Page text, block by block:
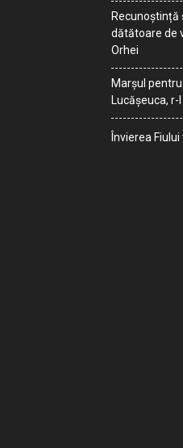
dătătoare de
Orhei
Marșul
Lucășeuca, r-
Învierea